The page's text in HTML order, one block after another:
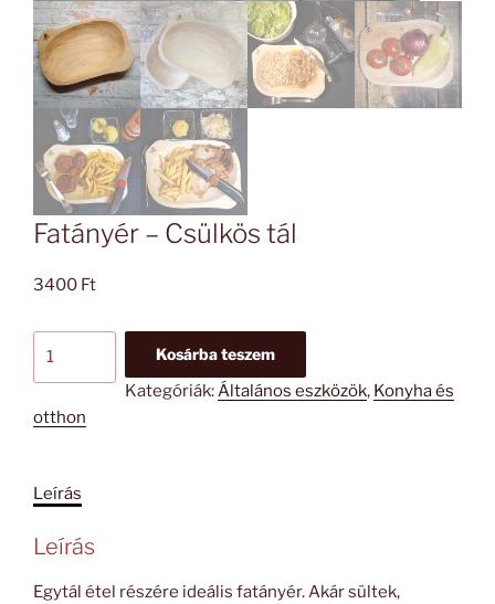
Fatányér – Csülkös tál
3400 Ft
tál
Kosárba teszem
Kategóriák: Általános eszközök, Konyha és
otthon
Leírás
Leírás
Egytál étel részére ideális fatányér. Akár sültek,